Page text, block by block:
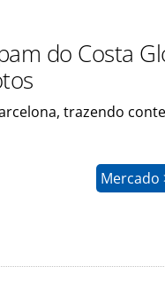
do Costa
trazendo
Mercado